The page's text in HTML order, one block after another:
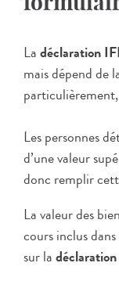
Ladéclaration IFI
mais dépend de
Les personnes
d’une valeur
donc remplir
La valeur des
cours inclus
sur la